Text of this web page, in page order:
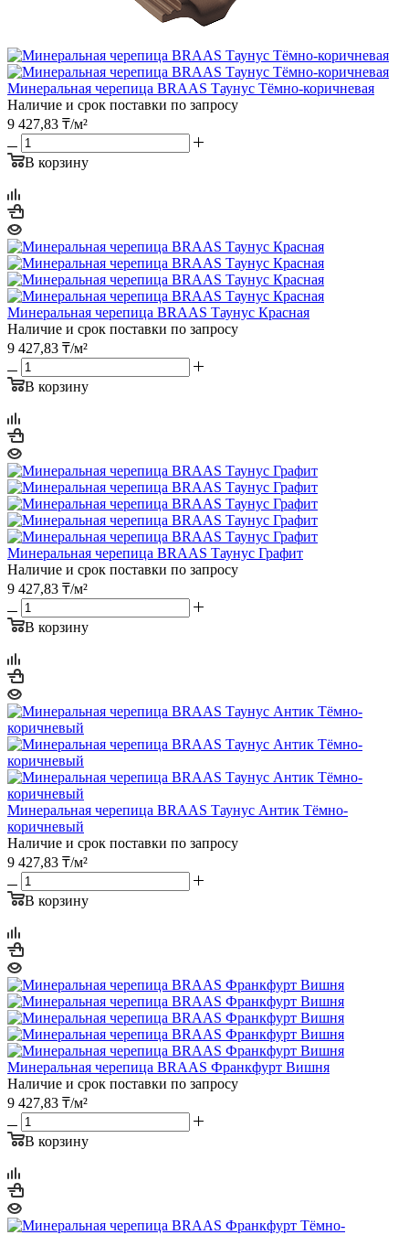
Минеральная черепица BRAAS Таунус Тёмно-коричневая
Наличие и срок поставки по запросу
9 427,83 ₸/м²
В корзину
Минеральная черепица BRAAS Таунус Красная
Наличие и срок поставки по запросу
9 427,83 ₸/м²
В корзину
Минеральная черепица BRAAS Таунус Графит
Наличие и срок поставки по запросу
9 427,83 ₸/м²
В корзину
Минеральная черепица BRAAS Таунус Антик Тёмно-
коричневый
Наличие и срок поставки по запросу
9 427,83 ₸/м²
В корзину
Минеральная черепица BRAAS Франкфурт Вишня
Наличие и срок поставки по запросу
9 427,83 ₸/м²
В корзину